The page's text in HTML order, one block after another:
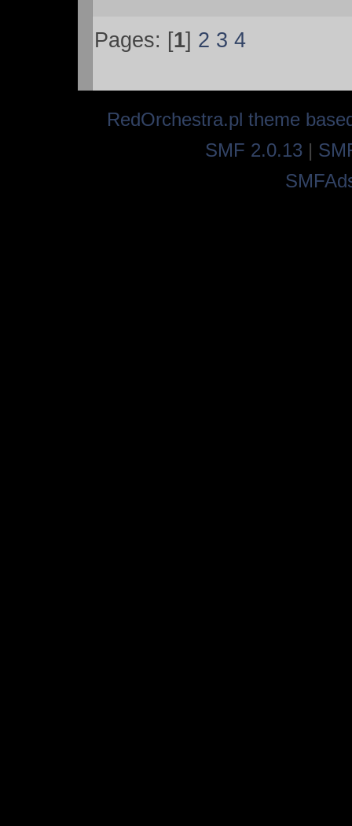
Pages: [1] 2 3 4
RedOrchestra.pl theme
SMF 2.0.13 |